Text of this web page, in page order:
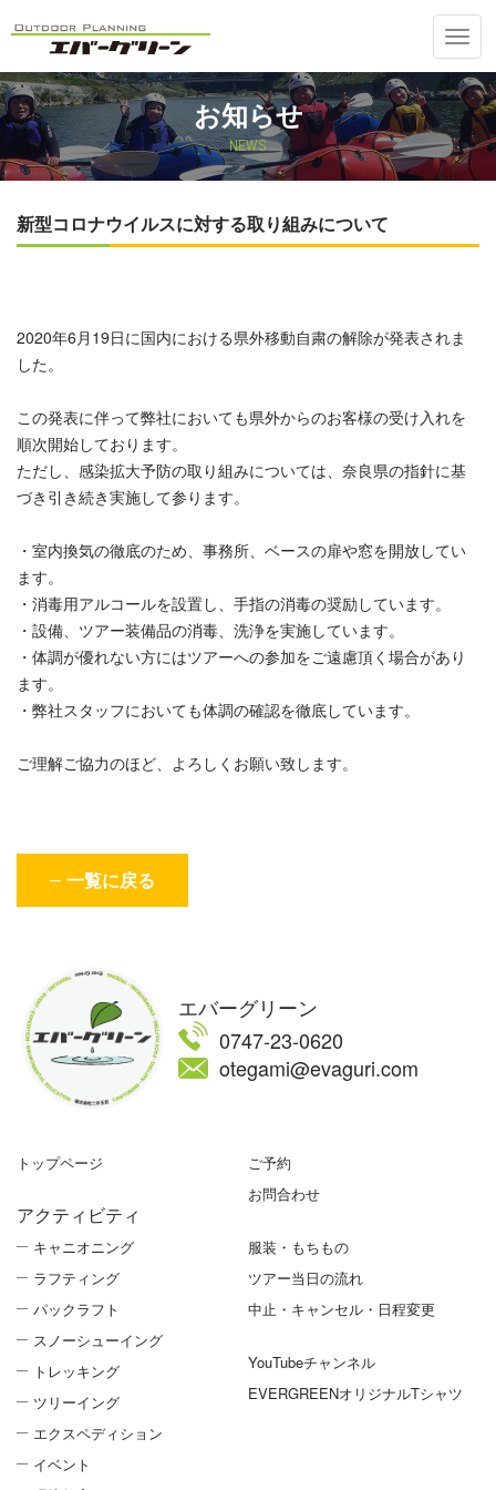
お知らせ
NEWS
新型コロナウイルスに対する取り組みについて
2020年6月19日に国内における県外移動自粛の解除が発表されま
した。
この発表に伴って弊社においても県外からのお客様の受け入れを
順次開始しております。
ただし、感染拡大予防の取り組みについては、奈良県の指針に基
づき引き続き実施して参ります。
・室内換気の徹底のため、事務所、ベースの扉や窓を開放してい
ます。
・消毒用アルコールを設置し、手指の消毒の奨励しています。
・設備、ツアー装備品の消毒、洗浄を実施しています。
・体調が優れない方にはツアーへの参加をご遠慮頂く場合があり
ます。
・弊社スタッフにおいても体調の確認を徹底しています。
ご理解ご協力のほど、よろしくお願い致します。
一覧に戻る
エバーグリーン
0747-23-0620
otegami@evaguri.com
トップページ
アクティビティ
キャニオニング
ラフティング
パックラフト
スノーシューイング
トレッキング
ツリーイング
エクスペディション
イベント
ご予約
お問合わせ
服装・もちもの
ツアー当日の流れ
中止・キャンセル・日程変更
YouTubeチャンネル
EVERGREENオリジナルTシャツ